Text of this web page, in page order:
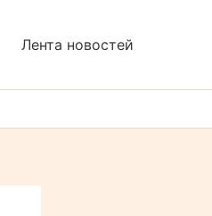
Лента новостей